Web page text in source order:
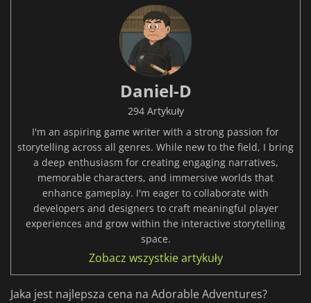
Daniel-D
294 Artykuły
I'm an aspiring game writer with a strong passion for
storytelling across all genres. While new to the field, I bring
a deep enthusiasm for creating engaging narratives,
memorable characters, and immersive worlds that
enhance gameplay. I'm eager to collaborate with
developers and designers to craft meaningful player
experiences and grow within the interactive storytelling
space.
Zobacz wszystkie artykuły
Jaka jest najlepsza cena na Adorable Adventures?